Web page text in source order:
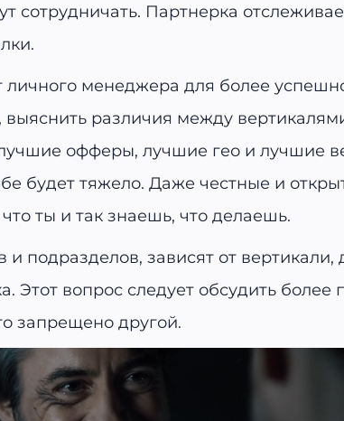
Партнерка
менеджера для более
различия между
офферы, лучшие гео и лучшие
будет тяжело. Даже честные и
ты и так знаешь, что делаешь.
подразделов, зависят от вертикали,
вопрос следует обсудить более
запрещено другой.